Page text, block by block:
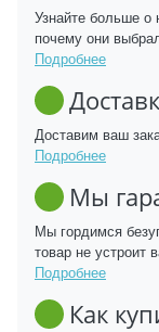
Узнайте больше
почему они
Подробнее
Доставим ваш
Подробнее
Мы
Мы гордимся
товар не устроит
Подробнее
Как